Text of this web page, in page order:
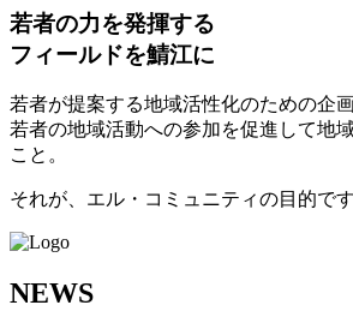
若者の力を発揮する
フィールドを鯖江に
若者が提案する地域活性化のための企画
若者の地域活動への参加を促進して地
こと。
それが、エル・コミュニティの目的です
NEWS